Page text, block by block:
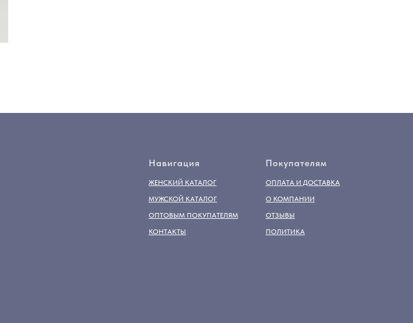
Навигация
ЖЕНСКИЙ КАТАЛОГ
МУЖСКОЙ КАТАЛОГ
ОПТОВЫМ ПОКУПАТЕЛЯМ
КОНТАКТЫ
Покупателям
ОПЛАТА И ДОСТАВКА
О КОМПАНИИ
ОТЗЫВЫ
ПОЛИТИКА